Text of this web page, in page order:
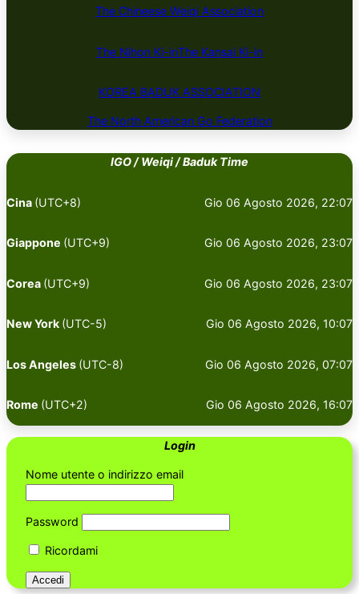
The Chineese Weiqi Association
The Nihon Ki-inThe Kansai Ki-in
KOREA BADUK ​​​​ASSOCIATION
The North American Go Federation
IGO / Weiqi / Baduk Time
Cina (UTC+8) Gio 06 Agosto 2026, 22:07
Giappone (UTC+9) Gio 06 Agosto 2026, 23:07
Corea (UTC+9) Gio 06 Agosto 2026, 23:07
New York (UTC-5) Gio 06 Agosto 2026, 10:07
Los Angeles (UTC-8) Gio 06 Agosto 2026, 07:07
Rome (UTC+2) Gio 06 Agosto 2026, 16:07
Login
Nome utente o indirizzo email
Password
Ricordami